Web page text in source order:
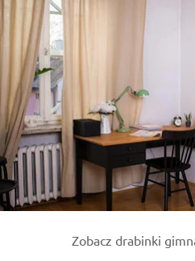
Zobacz drabinki